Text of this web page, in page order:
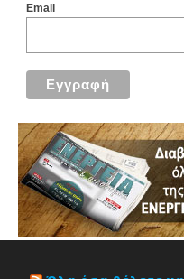
Email